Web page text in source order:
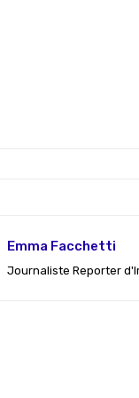
Emma Facchetti
Journaliste Reporter